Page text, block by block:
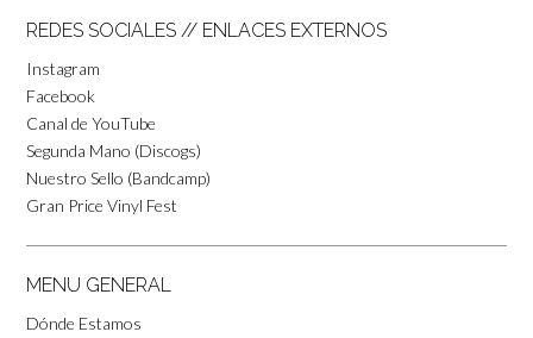
REDES SOCIALES // ENLACES EXTERNOS
Instagram
Facebook
Canal de YouTube
Segunda Mano (Discogs)
Nuestro Sello (Bandcamp)
Gran Price Vinyl Fest
MENU GENERAL
Dónde Estamos